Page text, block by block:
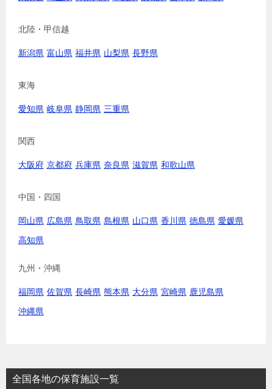
北陸・甲信越
新潟県 富山県 福井県 山梨県 長野県
東海
愛知県 岐阜県 静岡県 三重県
関西
大阪府 京都府 兵庫県 奈良県 滋賀県 和歌山県
中国・四国
岡山県 広島県 鳥取県 島根県 山口県 香川県 徳島県 愛媛県
高知県
九州・沖縄
福岡県 佐賀県 長崎県 熊本県 大分県 宮崎県 鹿児島県
沖縄県
全国各地の保育施設一覧